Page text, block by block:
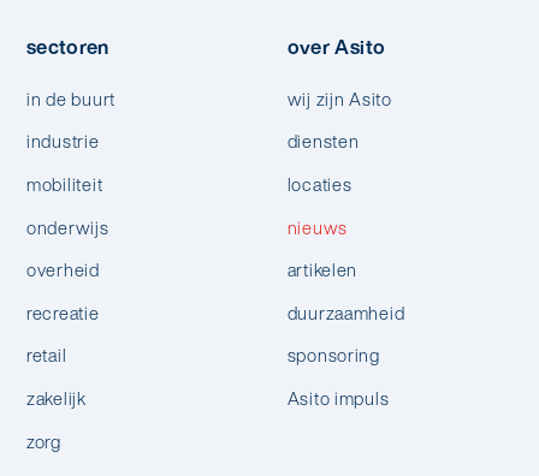
sectoren
in de buurt
industrie
mobiliteit
onderwijs
overheid
recreatie
retail
zakelijk
zorg
over Asito
wij zijn Asito
diensten
locaties
nieuws
artikelen
duurzaamheid
sponsoring
Asito impuls